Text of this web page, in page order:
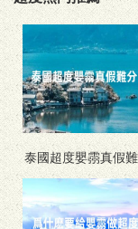
泰國超度嬰霛真假難分 不
信